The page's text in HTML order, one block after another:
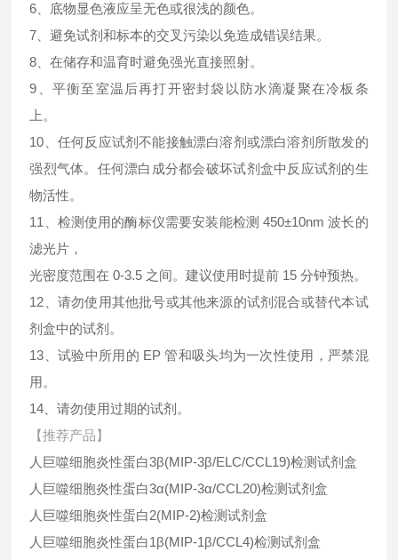
6、底物显色液应呈无色或很浅的颜色。
7、避免试剂和标本的交叉污染以免造成错误结果。
8、在储存和温育时避免强光直接照射。
9、平衡至室温后再打开密封袋以防水滴凝聚在冷板条
上。
10、任何反应试剂不能接触漂白溶剂或漂白溶剂所散发的
强烈气体。任何漂白成分都会破坏试剂盒中反应试剂的生
物活性。
11、检测使用的酶标仪需要安装能检测 450±10nm 波长的
滤光片，
光密度范围在 0-3.5 之间。建议使用时提前 15 分钟预热。
12、请勿使用其他批号或其他来源的试剂混合或替代本试
剂盒中的试剂。
13、试验中所用的 EP 管和吸头均为一次性使用，严禁混
用。
14、请勿使用过期的试剂。
【推荐产品】
人巨噬细胞炎性蛋白3β(MIP-3β/ELC/CCL19)检测试剂盒
人巨噬细胞炎性蛋白3α(MIP-3α/CCL20)检测试剂盒
人巨噬细胞炎性蛋白2(MIP-2)检测试剂盒
人巨噬细胞炎性蛋白1β(MIP-1β/CCL4)检测试剂盒